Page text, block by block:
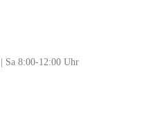
Sa 8:00-12:00 Uhr